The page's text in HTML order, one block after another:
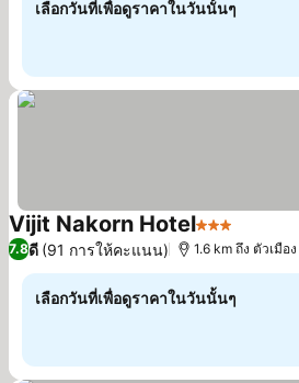
เลือกวันที่เพื่อดูราคาในวันนั้นๆ
Vijit Nakorn Hotel3 ดาว ดูราคา
7.8ดี (91 การให้คะแนน) 1.6 km ถึง ตัวเมือง
เลือกวันที่เพื่อดูราคาในวันนั้นๆ